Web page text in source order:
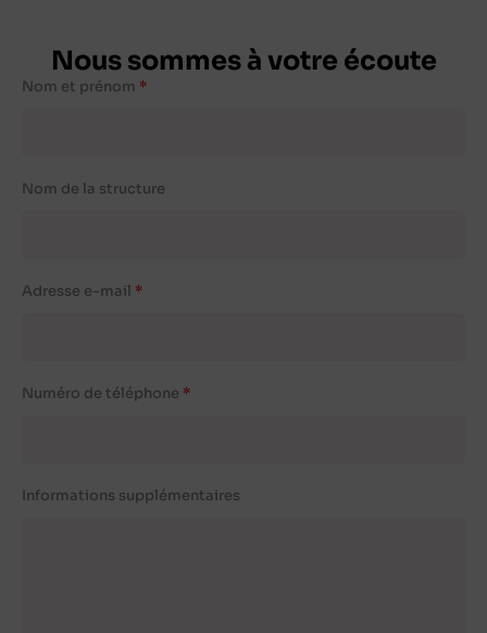
Nous sommes à votre écoute
Nom et prénom
Nom de la structure
Adresse e-mail
Numéro de téléphone
Informations supplémentaires